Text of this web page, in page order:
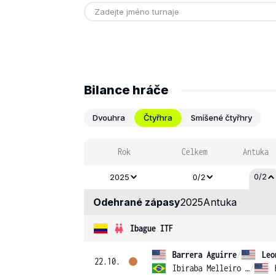
Bilance hráče
Dvouhra Čtyřhra Smíšené čtyřhry
Rok Celkem Antuka
2025 0/2 0/2
Odehrané zápasy2025Antuka
Ibague ITF
22.10.
Barrera Aguirre/
Ibiraba Melleiro Junior/